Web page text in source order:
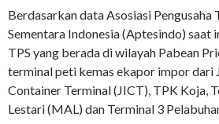
Berdasarkan data Asosiasi Pengusaha
Sementara Indonesia (Aptesindo) saat
TPS yang berada di wilayah Pabean
terminal peti kemas ekapor impor dari
Container Terminal (JICT), TPK Koja,
Lestari (MAL) dan Terminal 3